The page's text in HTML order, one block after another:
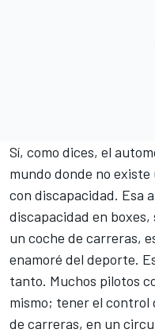
Sí, como dices, el
mundo donde no
con discapacidad. Esa
discapacidad en
un coche de carreras,
enamoré del deporte.
tanto. Muchos pilotos
mismo; tener el control
de carreras, en un